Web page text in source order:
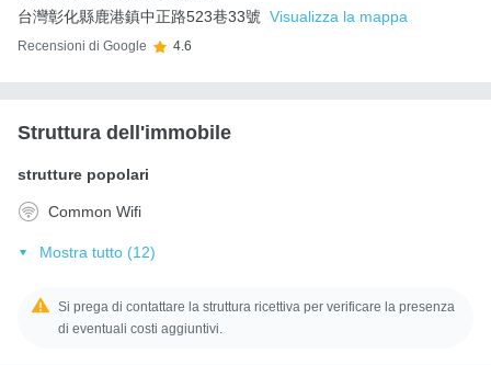
台灣彰化縣鹿港鎮中正路523巷33號 Visualizza la mappa
Recensioni di Google 4.6
Struttura dell'immobile
strutture popolari
Common Wifi
Mostra tutto (12)
Si prega di contattare la struttura ricettiva per verificare la presenza
di eventuali costi aggiuntivi.